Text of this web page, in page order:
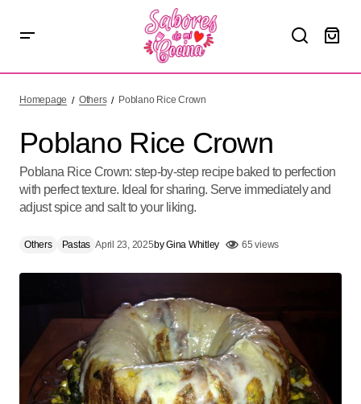
Homepage Others Poblano Rice Crown
Poblano Rice Crown
Poblana Rice Crown: step-by-step recipe baked to perfection
with perfect texture. Ideal for sharing. Serve immediately and
adjust spice and salt to your liking.
Others Pastas April 23, 2025byGina Whitley 65 views